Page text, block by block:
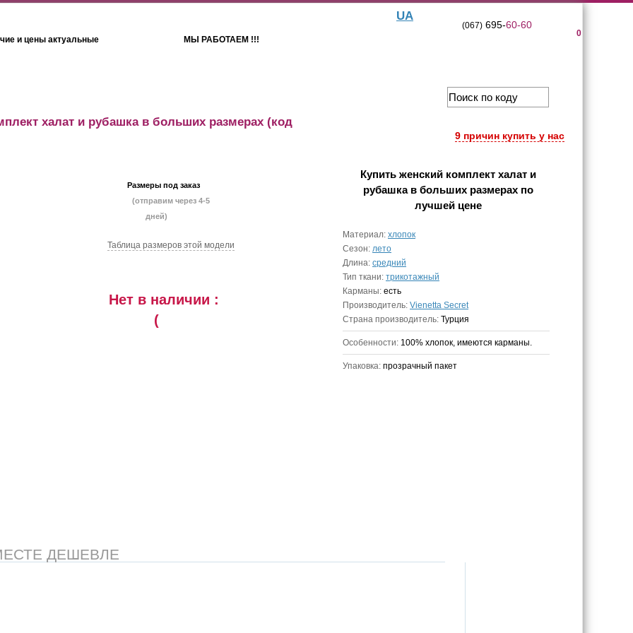
и цены актуальные МЫ РАБОТАЕМ !!!
UA
0
(067)695-60-60
9 причин купить у нас
халат и рубашка в больших размерах (код
Размеры под заказ
(отправим через 4-5
дней)
Таблица размеров этой модели
Нет в наличии :
(
Купить женский комплект халат и
рубашка в больших размерахпо
лучшей цене
Материал: хлопок
Сезон: лето
Длина: средний
Тип ткани: трикотажный
Карманы: есть
Производитель: Vienetta Secret
Страна производитель: Турция
Особенности: 100% хлопок, имеются карманы.
Упаковка: прозрачный пакет
ДЕШЕВЛЕ